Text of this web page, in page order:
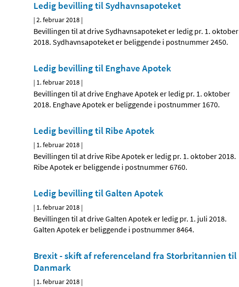
Ledig bevilling til Sydhavnsapoteket
|2. februar 2018 |
Bevillingen til at drive Sydhavnsapoteket er ledig pr. 1. oktober
2018. Sydhavnsapoteket er beliggende i postnummer 2450.
Ledig bevilling til Enghave Apotek
| 1. februar 2018 |
Bevillingen til at drive Enghave Apotek er ledig pr. 1. oktober
2018. Enghave Apotek er beliggende i postnummer 1670.
Ledig bevilling til Ribe Apotek
| 1. februar 2018 |
Bevillingen til at drive Ribe Apotek er ledig pr. 1. oktober 2018.
Ribe Apotek er beliggende i postnummer 6760.
Ledig bevilling til Galten Apotek
| 1. februar 2018 |
Bevillingen til at drive Galten Apotek er ledig pr. 1. juli 2018.
Galten Apotek er beliggende i postnummer 8464.
Brexit - skift af referenceland fra Storbritannien til
Danmark
| 1. februar 2018 |